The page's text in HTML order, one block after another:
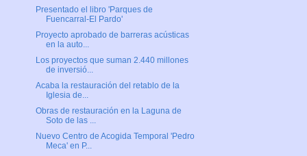
Presentado el libro 'Parques de
Fuencarral-El Pardo'
Proyecto aprobado de barreras acústicas
en la auto...
Los proyectos que suman 2.440 millones
de inversió...
Acaba la restauración del retablo de la
Iglesia de...
Obras de restauración en la Laguna de
Soto de las ...
Nuevo Centro de Acogida Temporal 'Pedro
Meca' en P...